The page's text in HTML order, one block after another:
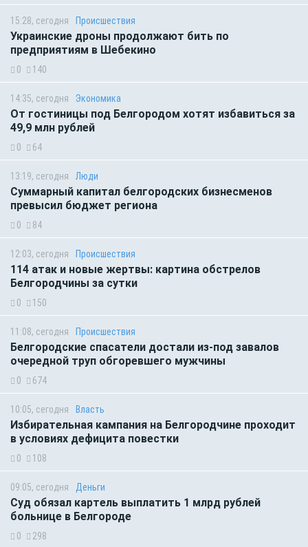
15:28, сегодня Происшествия
Украинские дроны продолжают бить по
предприятиям в Шебекино
0 140
14:35, сегодня Экономика
От гостиницы под Белгородом хотят избавиться за
49,9 млн рублей
0 64
13:19, сегодня Люди
Суммарный капитал белгородских бизнесменов
превысил бюджет региона
0 84
12:03, сегодня Происшествия
114 атак и новые жертвы: картина обстрелов
Белгородчины за сутки
0 150
11:08, сегодня Происшествия
Белгородские спасатели достали из-под завалов
очередной труп обгоревшего мужчины
0 674
10:05, сегодня Власть
Избирательная кампания на Белгородчине проходит
в условиях дефицита повестки
0 108
09:05, сегодня Деньги
Суд обязал картель выплатить 1 млрд рублей
больнице в Белгороде
0 298